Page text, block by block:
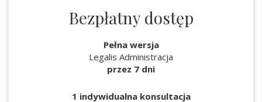
Bezpłatny dostęp
Pełna wersja
Legalis Administracja
przez 7 dni
1 indywidualna konsultacja